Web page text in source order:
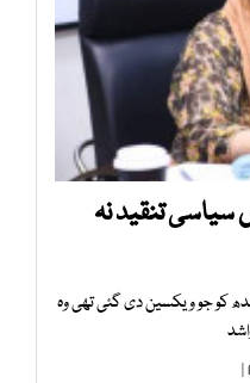
سیاسی تنقید نہ
کو جو ویکسین دی گئی تھی وہ